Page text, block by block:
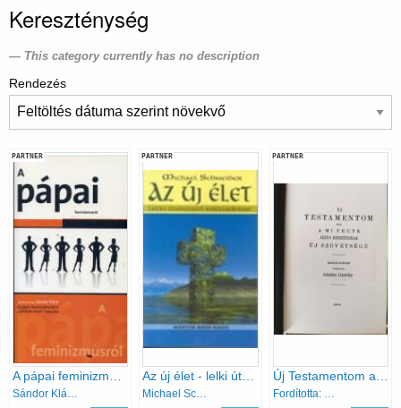
Kereszténység
This category currently has no description
Rendezés
PARTNER PARTNER PARTNER